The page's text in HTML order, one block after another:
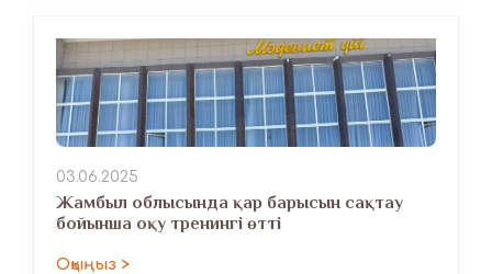
03.06.2025
Жамбыл облысында қар барысын сақтау
бойынша оқу тренингі өтті
Оқыңыз >